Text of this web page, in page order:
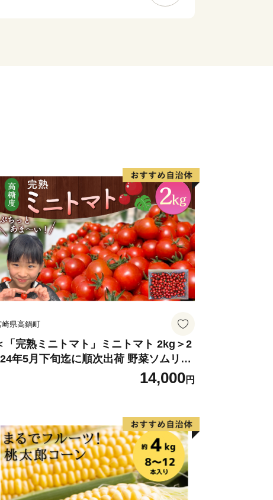
センター
確認をお願いいたします。
しくはメールにてお問い合わせくださ
いたお礼の品が異なっていた場合
にご相談させていただきます。
た方に対し、心ばかりのお礼として当
。
崎県高鍋町
「完熟ミニトマト」ミニトマト 2kg＞2
年5月下旬迄に順次出荷 野菜ソムリエ
サミット アルル・リリカ共に銀賞受
賞！！(2023年11月開催)1回食べてみらん
14,000円